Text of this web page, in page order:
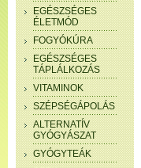
EGÉSZSÉGES
ÉLETMÓD
FOGYÓKÚRA
EGÉSZSÉGES
TÁPLÁLKOZÁS
VITAMINOK
SZÉPSÉGÁPOLÁS
ALTERNATÍV
GYÓGYÁSZAT
GYÓGYTEÁK